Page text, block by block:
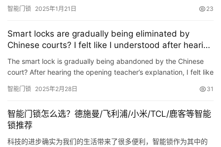
智能门锁 2025年1月21日 23
Smart locks are gradually being eliminated by
Chinese courts? I felt like I understood after hearing
the locking teacher!
The smart lock is gradually being abandoned by the Chinese
court? After hearing the opening teacher’s explanation, I felt like
智能门锁 2025年2月28日 31
智能门锁怎么选？德施曼/飞利浦/小米/TCL/鹿客等智能
锁推荐
科技的进步确实为我们的生活带来了很多便利，智能锁作为其中的